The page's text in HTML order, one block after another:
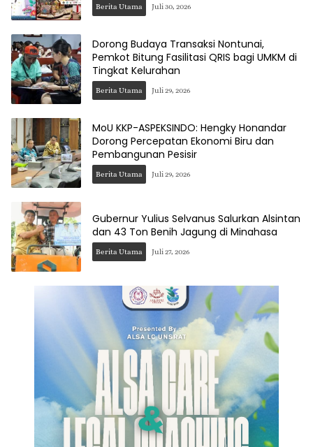
Berita Utama Juli 30, 2026
Dorong Budaya Transaksi Nontunai,
Pemkot Bitung Fasilitasi QRIS bagi UMKM di
Tingkat Kelurahan
Berita Utama Juli 29, 2026
MoU KKP-ASPEKSINDO: Hengky Honandar
Dorong Percepatan Ekonomi Biru dan
Pembangunan Pesisir
Berita Utama Juli 29, 2026
Gubernur Yulius Selvanus Salurkan Alsintan
dan 43 Ton Benih Jagung di Minahasa
Berita Utama Juli 27, 2026